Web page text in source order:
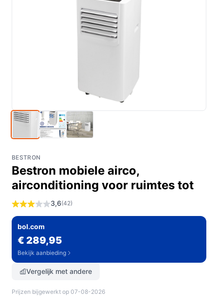
BESTRON
Bestron mobiele airco,
airconditioning voor ruimtes tot
3,6(42)
bol.com
€ 289,95
Bekijk aanbieding
Vergelijk met andere
Prijzen bijgewerkt op 07-08-2026